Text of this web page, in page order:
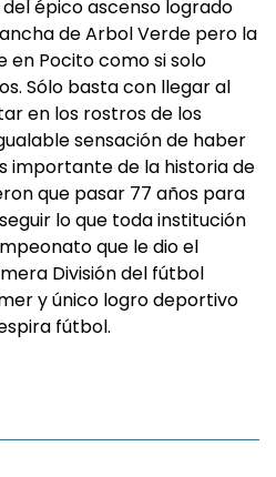
épico ascenso logrado
de Arbol Verde pero la
Pocito como si solo
Sólo basta con llegar al
en los rostros de los
sensación de haber
importante de la historia de
que pasar 77 años para
lo que toda institución
que le dio el
División del fútbol
y único logro deportivo
fútbol.